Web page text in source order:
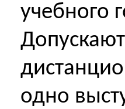
учебного
одно